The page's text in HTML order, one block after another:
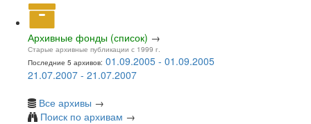
Архивные фонды (список) →
Старые архивные публикации с 1999 г.
Последние 5 архивов: 01.09.2005 - 01.09.2005
21.07.2007 - 21.07.2007
Все архивы →
Поиск по архивам →